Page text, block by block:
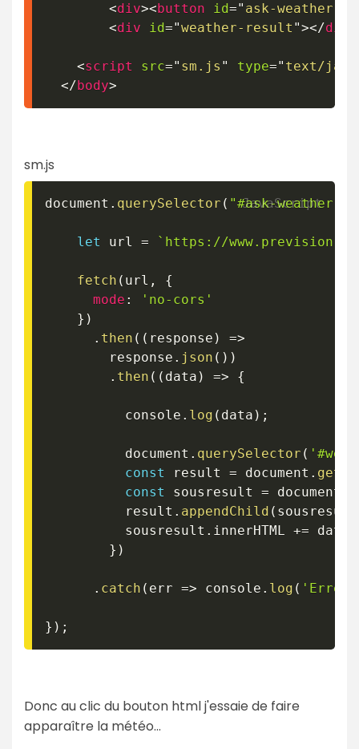
<div><button id=" ask-weather
<div id="weather-result "></div
<script src=" sm.js " type=" text/
</body>
sm.js
document . querySelector ( "#ask-weather"
let url = ` https://www.prevision-
fetch ( url ,
{
mode :
'no-cors'
} )
. then ( ( response )
=>
        response
. json ( ) )
. then ( ( data ) => {
          console
. log ( data ) ;
          document
. querySelector (
const
result = document .
const
sousresult = document
          result
. appendChild ( sousresult
          sousresult
. innerHTML += data
} )
. catch ( err => console . log (
} ) ;
Donc au clic du bouton html j'essaie de faire
apparaître la météo...